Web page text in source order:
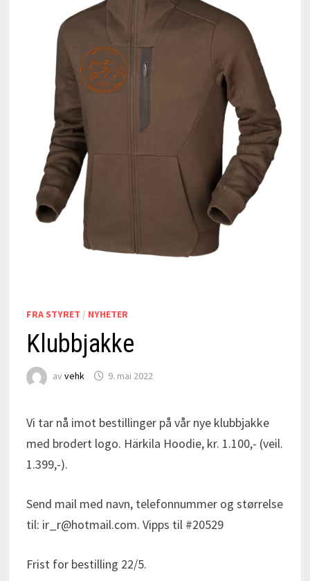
FRA STYRET / NYHETER
Klubbjakke
av vehk 9. mai 2022
Vi tar nå imot bestillinger på vår nye klubbjakke
med brodert logo. Härkila Hoodie, kr. 1.100,- (veil.
1.399,-).
Send mail med navn, telefonnummer og størrelse
til: ir_r@hotmail.com. Vipps til #20529
Frist for bestilling 22/5.